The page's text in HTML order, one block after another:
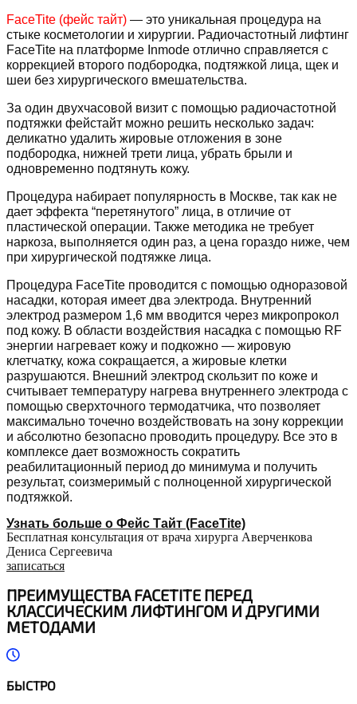
FaceTite (фейс тайт) — это уникальная процедура на
стыке косметологии и хирургии. Радиочастотный лифтинг
FaceTite на платформе Inmode отлично справляется с
коррекцией второго подбородка, подтяжкой лица, щек и
шеи без хирургического вмешательства.
За один двухчасовой визит с помощью радиочастотной
подтяжки фейстайт можно решить несколько задач:
деликатно удалить жировые отложения в зоне
подбородка, нижней трети лица, убрать брыли и
одновременно подтянуть кожу.
Процедура набирает популярность в Москве, так как не
дает эффекта “перетянутого” лица, в отличие от
пластической операции. Также методика не требует
наркоза, выполняется один раз, а цена гораздо ниже, чем
при хирургической подтяжке лица.
Процедура FaceTite проводится с помощью одноразовой
насадки, которая имеет два электрода. Внутренний
электрод размером 1,6 мм вводится через микропрокол
под кожу. В области воздействия насадка с помощью RF
энергии нагревает кожу и подкожно — жировую
клетчатку, кожа сокращается, а жировые клетки
разрушаются. Внешний электрод скользит по коже и
считывает температуру нагрева внутреннего электрода с
помощью сверхточного термодатчика, что позволяет
максимально точечно воздействовать на зону коррекции
и абсолютно безопасно проводить процедуру. Все это в
комплексе дает возможность сократить
реабилитационный период до минимума и получить
результат, соизмеримый с полноценной хирургической
подтяжкой.
Узнать больше о Фейс Тайт (FaceTite)
Бесплатная консультация от врача хирурга Аверченкова
Дениса Сергеевича
записаться
ПРЕИМУЩЕСТВА FACETITE ПЕРЕД
КЛАССИЧЕСКИМ ЛИФТИНГОМ И ДРУГИМИ
МЕТОДАМИ
БЫСТРО